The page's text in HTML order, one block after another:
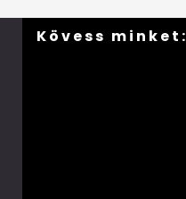
Kövess minket: